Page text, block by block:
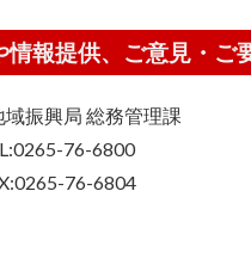
報提供、ご意見・ご
域振興局 総務管理課
76-6800
76-6804